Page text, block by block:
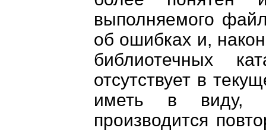
выполняемого
об ошибках и,
библиотечных
отсутствует в
иметь в виду,
производится